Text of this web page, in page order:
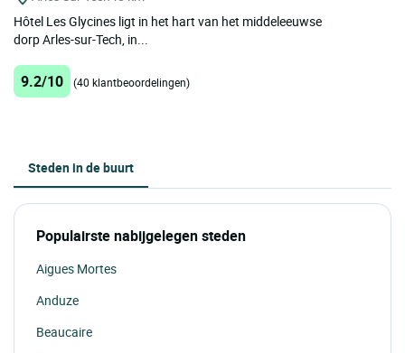
Hôtel Les Glycines ligt in het hart van het middeleeuwse
dorp Arles-sur-Tech, in...
9.2/10 (40 klantbeoordelingen)
Steden in de buurt
Populairste nabijgelegen steden
Aigues Mortes
Anduze
Beaucaire